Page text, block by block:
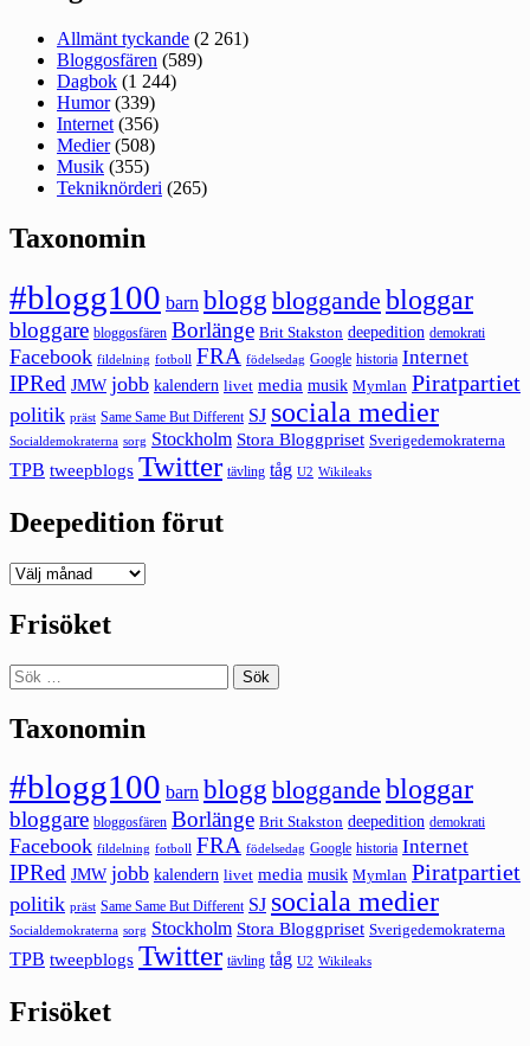
Allmänt tyckande (2 261)
Bloggosfären (589)
Dagbok (1 244)
Humor(339)
Internet (356)
Medier(508)
Musik (355)
Tekniknörderi (265)
Taxonomin
#blogg100 barn blogg bloggande bloggar
bloggare bloggosfären Borlänge Brit Stakston deepedition demokrati
Facebook fildelning fotboll FRA födelsedag Google historia Internet
IPRed JMW jobb kalendern livet media musik Mymlan Piratpartiet
politik präst Same Same But Different SJ sociala medier
Socialdemokraterna sorg Stockholm Stora Bloggpriset Sverigedemokraterna
TPB tweepblogs Twitter tävling tåg U2 Wikileaks
Deepedition förut
Deepedition
Frisöket
Sök
efter:
Taxonomin
#blogg100 barn blogg bloggande bloggar
bloggare bloggosfären Borlänge Brit Stakston deepedition demokrati
Facebook fildelning fotboll FRA födelsedag Google historia Internet
IPRed JMW jobb kalendern livet media musik Mymlan Piratpartiet
politik präst Same Same But Different SJ sociala medier
Socialdemokraterna sorg Stockholm Stora Bloggpriset Sverigedemokraterna
TPB tweepblogs Twitter tävling tåg U2 Wikileaks
Frisöket